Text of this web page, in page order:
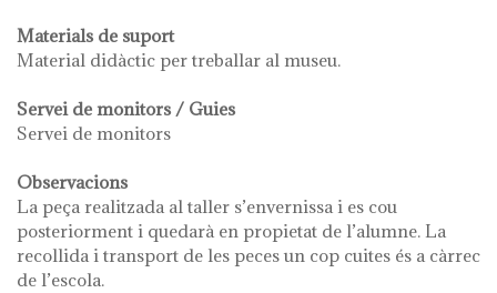
Materials de suport
Material didàctic per treballar al museu.
Servei de monitors / Guies
Servei de monitors
Observacions
La peça realitzada al taller s’envernissa i es cou
posteriorment i quedarà en propietat de l’alumne. La
recollida i transport de les peces un cop cuites és a càrrec
de l’escola.